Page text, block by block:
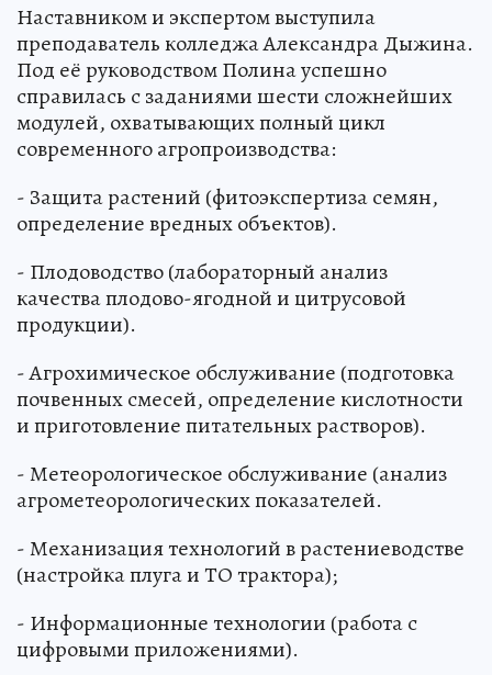
Наставником и экспертом выступила
преподаватель колледжа Александра Дыжина.
Под её руководством Полина успешно
справилась с заданиями шести сложнейших
модулей, охватывающих полный цикл
современного агропроизводства:
- Защита растений (фитоэкспертиза семян,
определение вредных объектов).
- Плодоводство (лабораторный анализ
качества плодово-ягодной и цитрусовой
продукции).
- Агрохимическое обслуживание (подготовка
почвенных смесей, определение кислотности
и приготовление питательных растворов).
- Метеорологическое обслуживание (анализ
агрометеорологических показателей.
- Механизация технологий в растениеводстве
(настройка плуга и ТО трактора);
- Информационные технологии (работа с
цифровыми приложениями).